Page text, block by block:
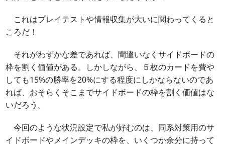
これはプレイテストや情報収集が大いに関わってくると
ころだ！
それがわずかな差であれば、間違いなくサイドボードの
枠を割く価値がある。しかしながら、５枚のカードを費や
しても15%の勝率を20%にする程度にしかならないのであ
れば、おそらくそこまでサイドボードの枠を割く価値はな
いだろう。
今回のような状況設定で私が好むのは、同系対策用のサ
イドボードやメインデッキの枠を、いくつか余分に持って